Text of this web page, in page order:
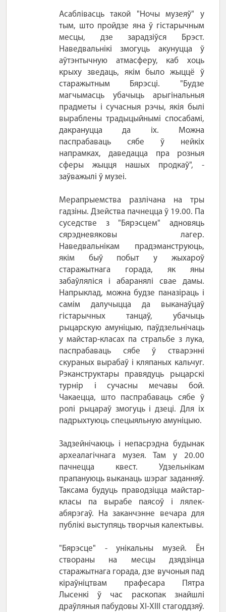
Асаблівасць такой "Ночы музеяў" у
тым, што пройдзе яна ў гістарычным
месцы, дзе зарадзіўся Брэст.
Наведвальнікі змогуць акунуцца ў
аўтэнтычную атмасферу, каб хоць
крыху зведаць, якім было жыццё ў
старажытным Бярэсці. "Будзе
магчымасць убачыць арыгінальныя
прадметы і сучасныя рэчы, якія былі
выраблены традыцыйнымі спосабамі,
дакрануцца да іх. Можна
паспрабаваць сябе ў нейкіх
напрамках, даведацца пра розныя
сферы жыцця нашых продкаў", -
заўважылі ў музеі.
Мерапрыемства разлічана на тры
гадзіны. Дзейства пачнецца ў 19.00. Па
суседстве з "Бярэсцем" адновяць
сярэдневяковы лагер.
Наведвальнікам прадэманструюць,
якім быў побыт у жыхароў
старажытнага горада, як яны
забаўляліся і абаранялі свае дамы.
Напрыклад, можна будзе паназіраць і
самім далучыцца да выканаўцаў
гістарычных танцаў, убачыць
рыцарскую амуніцыю, паўдзельнічаць
у майстар-класах па стральбе з лука,
паспрабаваць сябе ў стварэнні
скураных вырабаў і кляпаных кальчуг.
Рэканструктары правядуць рыцарскі
турнір і сучасны мечавы бой.
Чакаецца, што паспрабаваць сябе ў
ролі рыцараў змогуць і дзеці. Для іх
падрыхтуюць спецыяльную амуніцыю.
Задзейнічаюць і непасрэдна будынак
археалагічнага музея. Там у 20.00
пачнецца квест. Удзельнікам
прапануюць выканаць шэраг заданняў.
Таксама будуць праводзіцца майстар-
класы па вырабе паясоў і лялек-
абярэгаў. На заканчэнне вечара для
публікі выступяць творчыя калектывы.
"Бярэсце" - унікальны музей. Ён
створаны на месцы дзядзінца
старажытнага горада, дзе вучоныя пад
кіраўніцтвам прафесара Пятра
Лысенкі ў час раскопак знайшлі
драўляныя пабудовы XI-XIII стагоддзяў.